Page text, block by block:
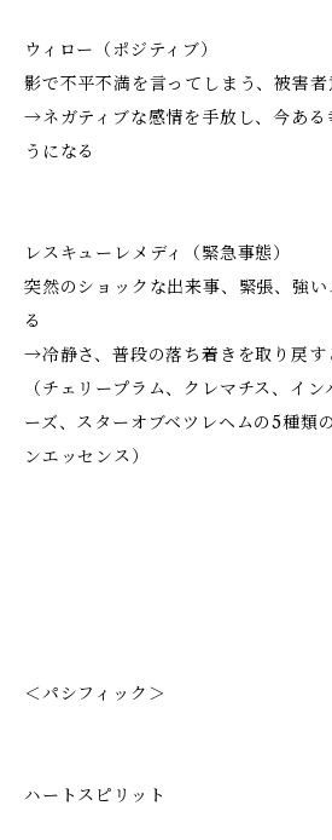
ウィロー（ポジティブ）
影で不平不満を言ってしまう、被害者
→ネガティブな感情を手放し、今ある
うになる
レスキューレメディ（緊急事態）
突然のショックな出来事、緊張、強
る
→冷静さ、普段の落ち着きを取り戻す
（チェリープラム、クレマチス、イ
ーズ、スターオブベツレヘムの5種類
ンエッセンス）
＜パシフィック＞
ハートスピリット